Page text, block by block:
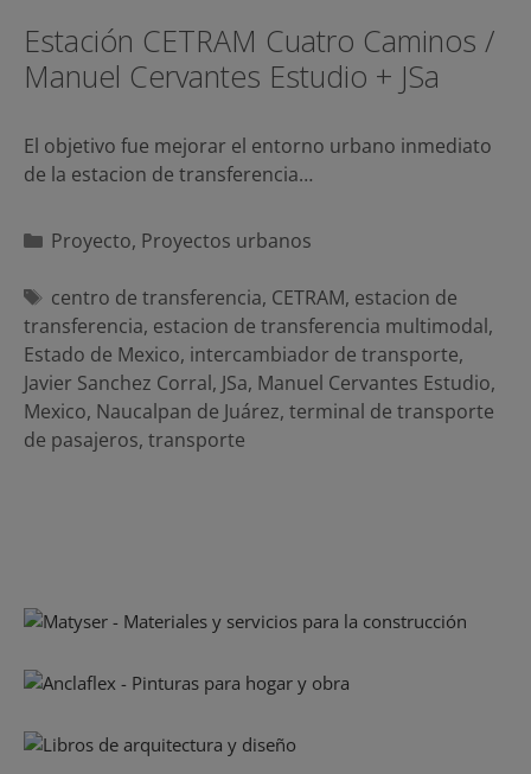
Estación CETRAM Cuatro Caminos /
Manuel Cervantes Estudio + JSa
El objetivo fue mejorar el entorno urbano inmediato
de la estacion de transferencia…
Categorías
Proyecto, Proyectos urbanos
Etiquetas
centro de transferencia, CETRAM, estacion de
transferencia, estacion de transferencia multimodal,
Estado de Mexico, intercambiador de transporte,
Javier Sanchez Corral, JSa, Manuel Cervantes Estudio,
Mexico, Naucalpan de Juárez, terminal de transporte
de pasajeros, transporte